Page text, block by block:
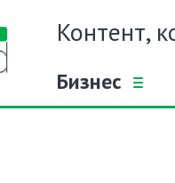
Контент,
Бизнес